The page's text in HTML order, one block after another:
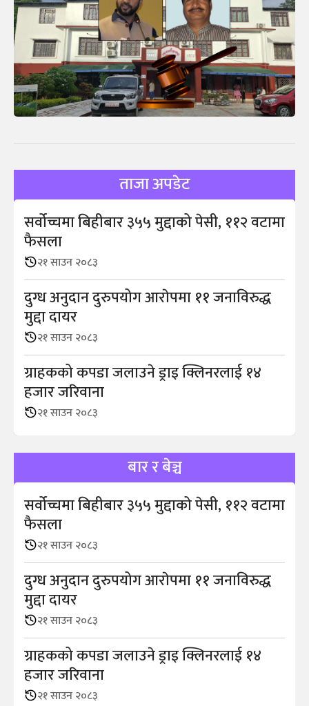
ताजा अपडेट
सर्वोच्चमा बिहीबार ३५५ मुद्दाको पेसी, ११२ वटामा
फैसला
२१ साउन २०८३
दुग्ध अनुदान दुरुपयोग आराेपमा ११ जनाविरुद्ध
मुद्दा दायर
२१ साउन २०८३
ग्राहकको कपडा जलाउने ड्राइ क्लिनरलाई १४
हजार जरिवाना
२१ साउन २०८३
बार र बेञ्च
सर्वोच्चमा बिहीबार ३५५ मुद्दाको पेसी, ११२ वटामा
फैसला
२१ साउन २०८३
दुग्ध अनुदान दुरुपयोग आराेपमा ११ जनाविरुद्ध
मुद्दा दायर
२१ साउन २०८३
ग्राहकको कपडा जलाउने ड्राइ क्लिनरलाई १४
हजार जरिवाना
२१ साउन २०८३